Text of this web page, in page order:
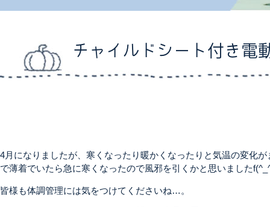
チャイルドシート付き電
4月になりましたが、寒くなったり暖かくなったりと気温の変化
で薄着でいたら急に寒くなったので風邪を引くかと思いました
皆様も体調管理には気をつけてくださいね…。